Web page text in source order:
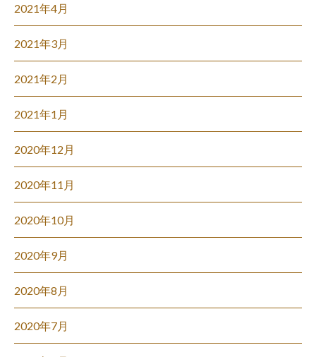
2021年4月
2021年3月
2021年2月
2021年1月
2020年12月
2020年11月
2020年10月
2020年9月
2020年8月
2020年7月